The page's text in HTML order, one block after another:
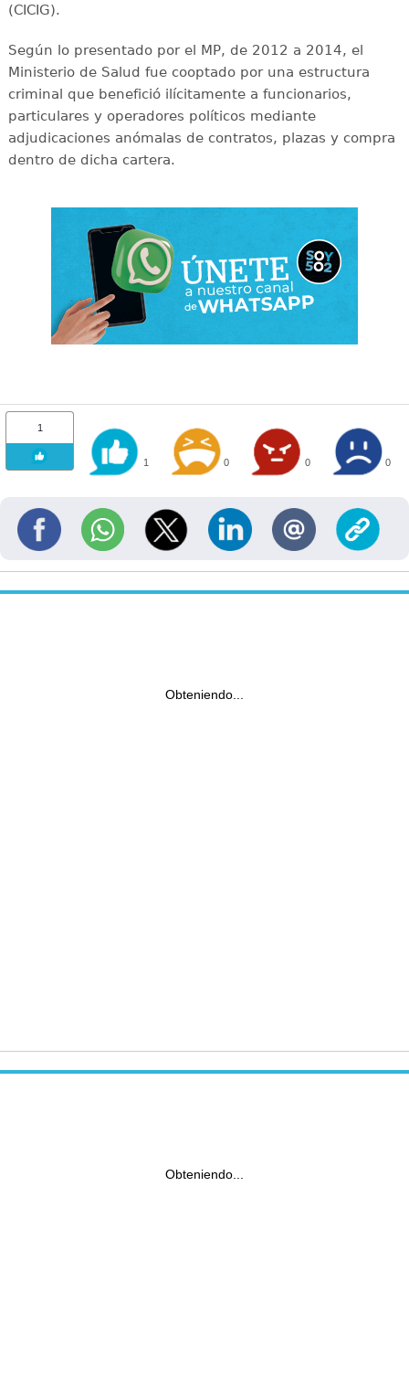
(CICIG).
Según lo presentado por el MP, de 2012 a 2014, el
Ministerio de Salud fue cooptado por una estructura
criminal que benefició ilícitamente a funcionarios,
particulares y operadores políticos mediante
adjudicaciones anómalas de contratos, plazas y compra
dentro de dicha cartera.
1
1 0 0 0
Obteniendo...
Obteniendo...